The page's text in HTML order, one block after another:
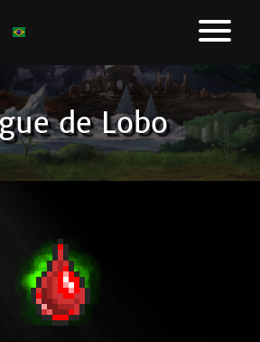
de Lobo